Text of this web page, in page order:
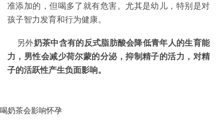
准添加的，但喝多了就有危害。尤其是幼儿，特别是对
孩子智力发育和行为健康。
另外奶茶中含有的反式脂肪酸会降低青年人的生育能
力，男性会减少荷尔蒙的分泌，抑制精子的活力，对精
子的活跃性产生负面影响。
喝奶茶会影响怀孕